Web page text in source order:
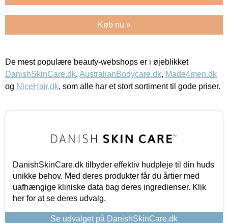
Køb nu »
De mest populære beauty-webshops er i øjeblikket
DanishSkinCare.dk, AustralianBodycare.dk, Made4men.dk
og NiceHair.dk, som alle har et stort sortiment til gode priser.
DanishSkinCare.dk tilbyder effektiv hudpleje til din huds
unikke behov. Med deres produkter får du årtier med
uafhængige kliniske data bag deres ingredienser. Klik
her for at se deres udvalg.
Se udvalget på DanishSkinCare.dk